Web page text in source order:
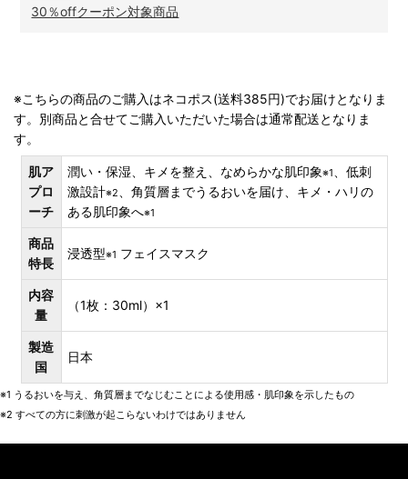
30％offクーポン対象商品
※こちらの商品のご購入はネコポス(送料385円)でお届けとなりま
す。別商品と合せてご購入いただいた場合は通常配送となりま
す。
肌ア
プロ
ーチ
潤い・保湿、キメを整え、なめらかな肌印象※1
、低刺
激設計※2
、角質層までうるおいを届け、キメ・ハリの
ある肌印象へ※1
商品
特長
浸透型※1 フェイスマスク
内容
量
（1枚：30ml）×1
製造
国
日本
※1 うるおいを与え、角質層までなじむことによる使用感・肌印象を示したもの
※2 すべての方に刺激が起こらないわけではありません